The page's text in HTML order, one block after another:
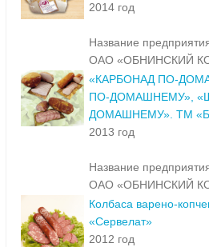
2014 год
Название
ОАО «ОБНИНСКИЙ
«КАРБОНАД ПО-
ПО-ДОМАШНЕМУ»,
ДОМАШНЕМУ». ТМ
2013 год
Название
ОАО «ОБНИНСКИЙ
Колбаса варено-
«Сервелат»
2012 год